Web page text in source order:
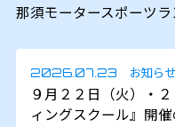
那須モータースポーツラ
2026.07.23 お知らせ
９月２２日（火）・
ィングスクール』開